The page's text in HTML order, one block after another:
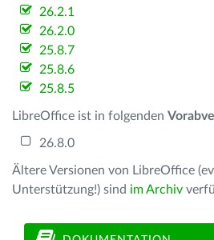
26.2.1
26.2.0
25.8.7
25.8.6
25.8.5
LibreOffice ist in folgenden
26.8.0
Ältere Versionen von LibreOffice
Unterstützung!) sind im Archiv